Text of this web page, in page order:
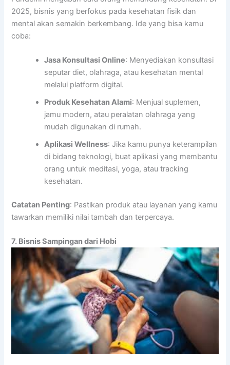
2025, bisnis yang berfokus pada kesehatan fisik dan
mental akan semakin berkembang. Ide yang bisa kamu
coba:
Jasa Konsultasi Online: Menyediakan konsultasi
seputar diet, olahraga, atau kesehatan mental
melalui platform digital.
Produk Kesehatan Alami: Menjual suplemen,
jamu modern, atau peralatan olahraga yang
mudah digunakan di rumah.
Aplikasi Wellness: Jika kamu punya keterampilan
di bidang teknologi, buat aplikasi yang membantu
orang untuk meditasi, yoga, atau tracking
kesehatan.
Catatan Penting: Pastikan produk atau layanan yang kamu
tawarkan memiliki nilai tambah dan terpercaya.
7. Bisnis Sampingan dari Hobi